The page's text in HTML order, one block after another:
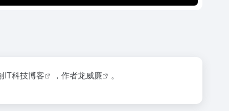
IT科技博客 ，作者龙威廉 。